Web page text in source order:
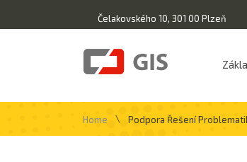
Čelakovského 10, 301 00 Plzeň
Home \ Podpora Řešení